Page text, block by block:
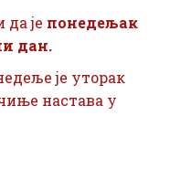
је понедељак
дан.
је уторак
настава у